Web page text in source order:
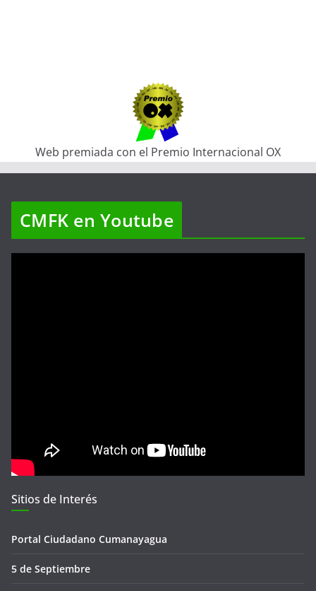
Web premiada con el Premio Internacional OX
CMFK en Youtube
Sitios de Interés
Portal Ciudadano Cumanayagua
5 de Septiembre